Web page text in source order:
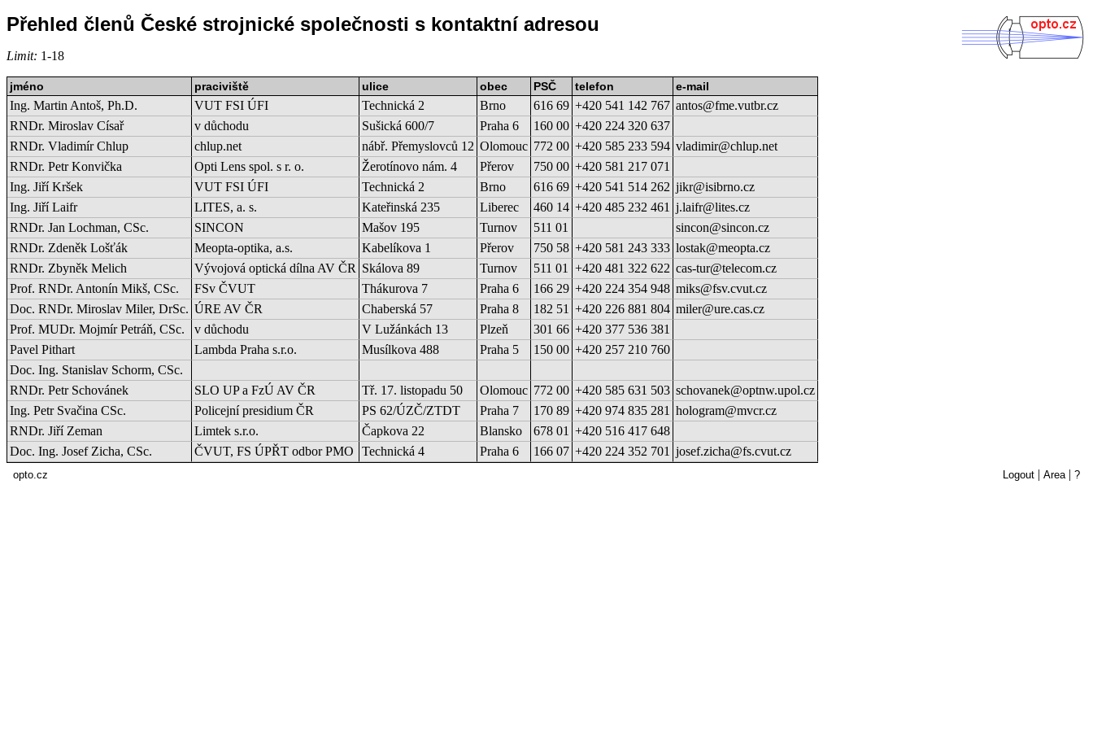
Přehled členů České strojnické společnosti s kontaktní adresou
Limit: 1-18
jméno praciviště ulice obec PSČ telefon e-mail
Ing. Martin Antoš, Ph.D. VUT FSI ÚFI Technická 2 Brno 616 69 +420 541 142 767 antos@fme.vutbr.cz
RNDr. Miroslav Císař
v důchodu Sušická 600/7 Praha 6 160 00 +420 224 320 637
RNDr. Vladimír Chlup
chlup.net nábř. Přemyslovců 12 Olomouc 772 00 +420 585 233 594 vladimir@chlup.net
RNDr. Petr Konvička
Opti Lens spol. s r. o. Žerotínovo nám. 4 Přerov 750 00 +420 581 217 071
Ing. Jiří Kršek
VUT FSI ÚFI Technická 2 Brno 616 69 +420 541 514 262 jikr@isibrno.cz
Ing. Jiří Laifr
LITES, a. s. Kateřinská 235 Liberec 460 14 +420 485 232 461 j.laifr@lites.cz
RNDr. Jan Lochman, CSc.
SINCON Mašov 195 Turnov 511 01
sincon@sincon.cz
RNDr. Zdeněk Lošťák
Meopta-optika, a.s. Kabelíkova 1 Přerov 750 58 +420 581 243 333 lostak@meopta.cz
RNDr. Zbyněk Melich
Vývojová optická dílna AV ČR Skálova 89 Turnov 511 01 +420 481 322 622 cas-tur@telecom.cz
Prof. RNDr. Antonín Mikš, CSc.
FSv ČVUT Thákurova 7 Praha 6 166 29 +420 224 354 948 miks@fsv.cvut.cz
Doc. RNDr. Miroslav Miler, DrSc. ÚRE AV ČR Chaberská 57 Praha 8 182 51 +420 226 881 804 miler@ure.cas.cz
Prof. MUDr. Mojmír Petráň, CSc.
v důchodu V Lužánkách 13 Plzeň 301 66 +420 377 536 381
Pavel Pithart
Lambda Praha s.r.o. Musílkova 488 Praha 5 150 00 +420 257 210 760
Doc. Ing. Stanislav Schorm, CSc.
RNDr. Petr Schovánek
SLO UP a FzÚ AV ČR Tř. 17. listopadu 50 Olomouc 772 00 +420 585 631 503 schovanek@optnw.upol.cz
Ing. Petr Svačina CSc.
Policejní presidium ČR PS 62/ÚZČ/ZTDT Praha 7 170 89 +420 974 835 281 hologram@mvcr.cz
RNDr. Jiří Zeman
Limtek s.r.o. Čapkova 22 Blansko 678 01 +420 516 417 648
Doc. Ing. Josef Zicha, CSc.
ČVUT, FS ÚPŘT odbor PMO Technická 4 Praha 6 166 07 +420 224 352 701 josef.zicha@fs.cvut.cz
Logout | Area | ?
opto.cz